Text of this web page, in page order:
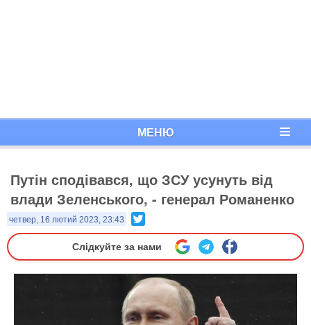
МЕНЮ
Путін сподівався, що ЗСУ усунуть від
влади Зеленського, - генерал Романенко
четвер, 16 лютий 2023, 23:43
Слідкуйте за нами